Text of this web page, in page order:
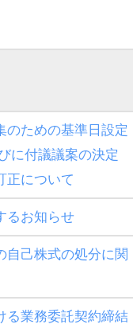
のための基準日設定
に付議議案の決定
正について
るお知らせ
自己株式の処分に関
る業務委託契約締結